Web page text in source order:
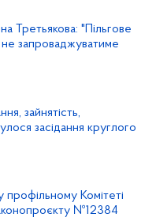
Третьякова: "Пільгове
запроваджуватиме
зайнятість,
засідання круглого
Комітеті
№12384